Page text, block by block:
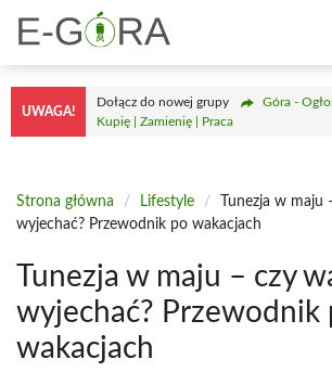
treści
UWAGA!
Dołącz do nowej grupy
Góra -
Kupię | Zamienię | Praca
Strona główna / Lifestyle /
Tunezja w
wyjechać? Przewodnik po wakacjach
Tunezja w maju – czy
wyjechać? Przewodnik
wakacjach